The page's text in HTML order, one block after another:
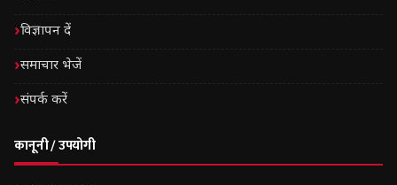
विज्ञापन दें
समाचार भेजें
संपर्क करें
कानूनी / उपयोगी